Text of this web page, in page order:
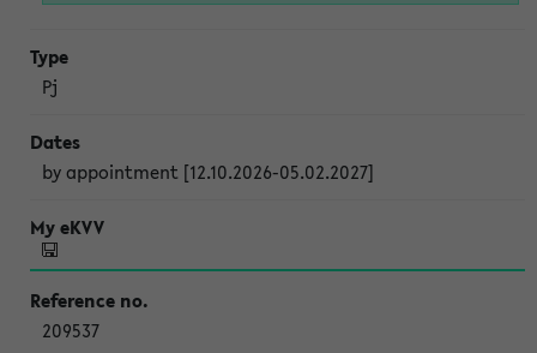
Pj
by appointment [12.10.2026-05.02.2027]
209537